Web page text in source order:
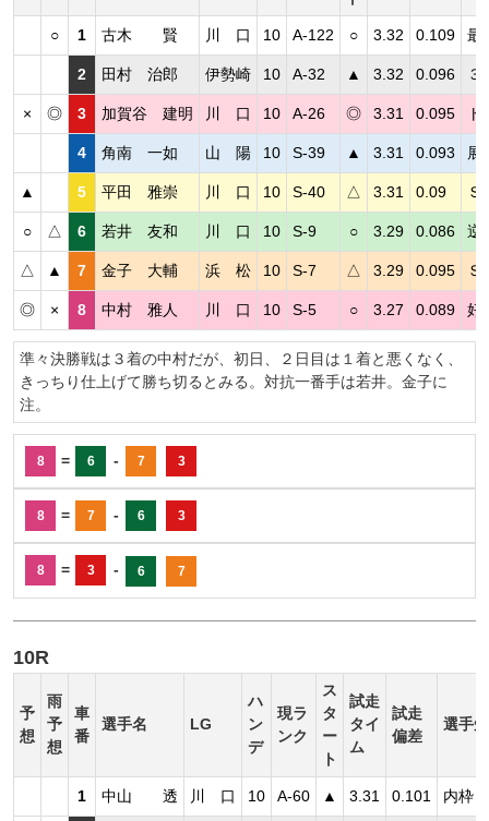
○ 1 古木 賢 川 口 10 A-122 ○ 3.32 0.109 最
2 田村 治郎 伊勢崎 10 A-32 ▲ 3.32 0.096 ３
× ◎ 3 加賀谷 建明 川 口 10 A-26 ◎ 3.31 0.095
4 角南 一如 山 陽 10 S-39 ▲ 3.31 0.093 展
▲ 5 平田 雅崇 川 口 10 S-40 △ 3.31 0.09 Ｓ
○ △ 6 若井 友和 川 口 10 S-9 ○ 3.29 0.086 逆
△ ▲ 7 金子 大輔 浜 松 10 S-7 △ 3.29 0.095 Ｓ
◎ × 8 中村 雅人 川 口 10 S-5 ○ 3.27 0.089 好
準々決勝戦は３着の中村だが、初日、２日目は１着と悪くなく、
きっちり仕上げて勝ち切るとみる。対抗一番手は若井。金子に
注。
8 = 6 - 7 3
8 = 7 - 6 3
8 = 3 - 6 7
10R
予
想
雨
予
想
車
番
選手名 LG
ハ
ン
デ
現ラ
ンク
ス
タ
ー
ト
試走
タイ
ム
試走
偏差
選手
1 中山 透 川 口 10 A-60 ▲ 3.31 0.101 内枠